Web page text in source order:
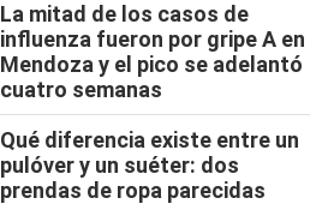
La mitad de los casos de
influenza fueron por gripe A en
Mendoza y el pico se adelantó
cuatro semanas
Qué diferencia existe entre un
pulóver y un suéter: dos
prendas de ropa parecidas